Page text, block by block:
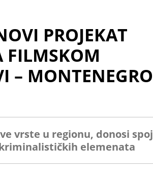
PROJEKAT
FILMSKOM
– MONTENEGRO
vrste u regionu, donosi spoj
elemenata